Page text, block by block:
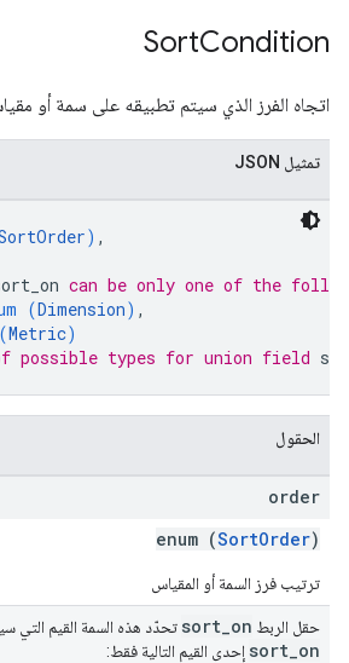
SortCondition
اتجاه الفرز الذي سيتم تطبيقه على سمة أو
تمثيل JSON
) ,
can be only one of the
(Dimension) ,
Metric)
types for union field
الحقول
order
enum (SortOrder)
ترتيب فرز السمة أو المقياس
حقل الربط sort on تحدّد هذه السمة القيم التي
sort on إحدى القيم التالية فقط: